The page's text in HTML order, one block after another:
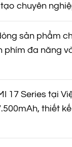
chuyên
sản phẩm
phím đa năng
17 Series tại
thiết